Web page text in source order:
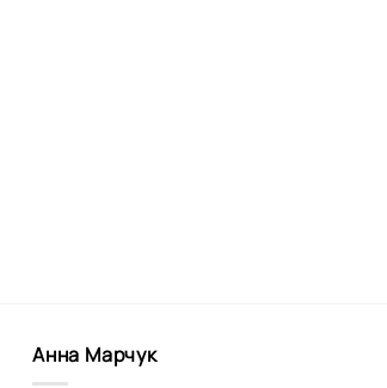
Анна Марчук